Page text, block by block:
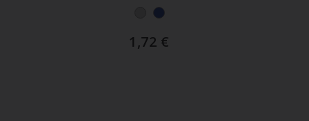
1,72 €